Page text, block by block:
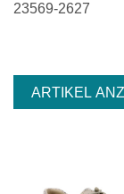
23569-2627